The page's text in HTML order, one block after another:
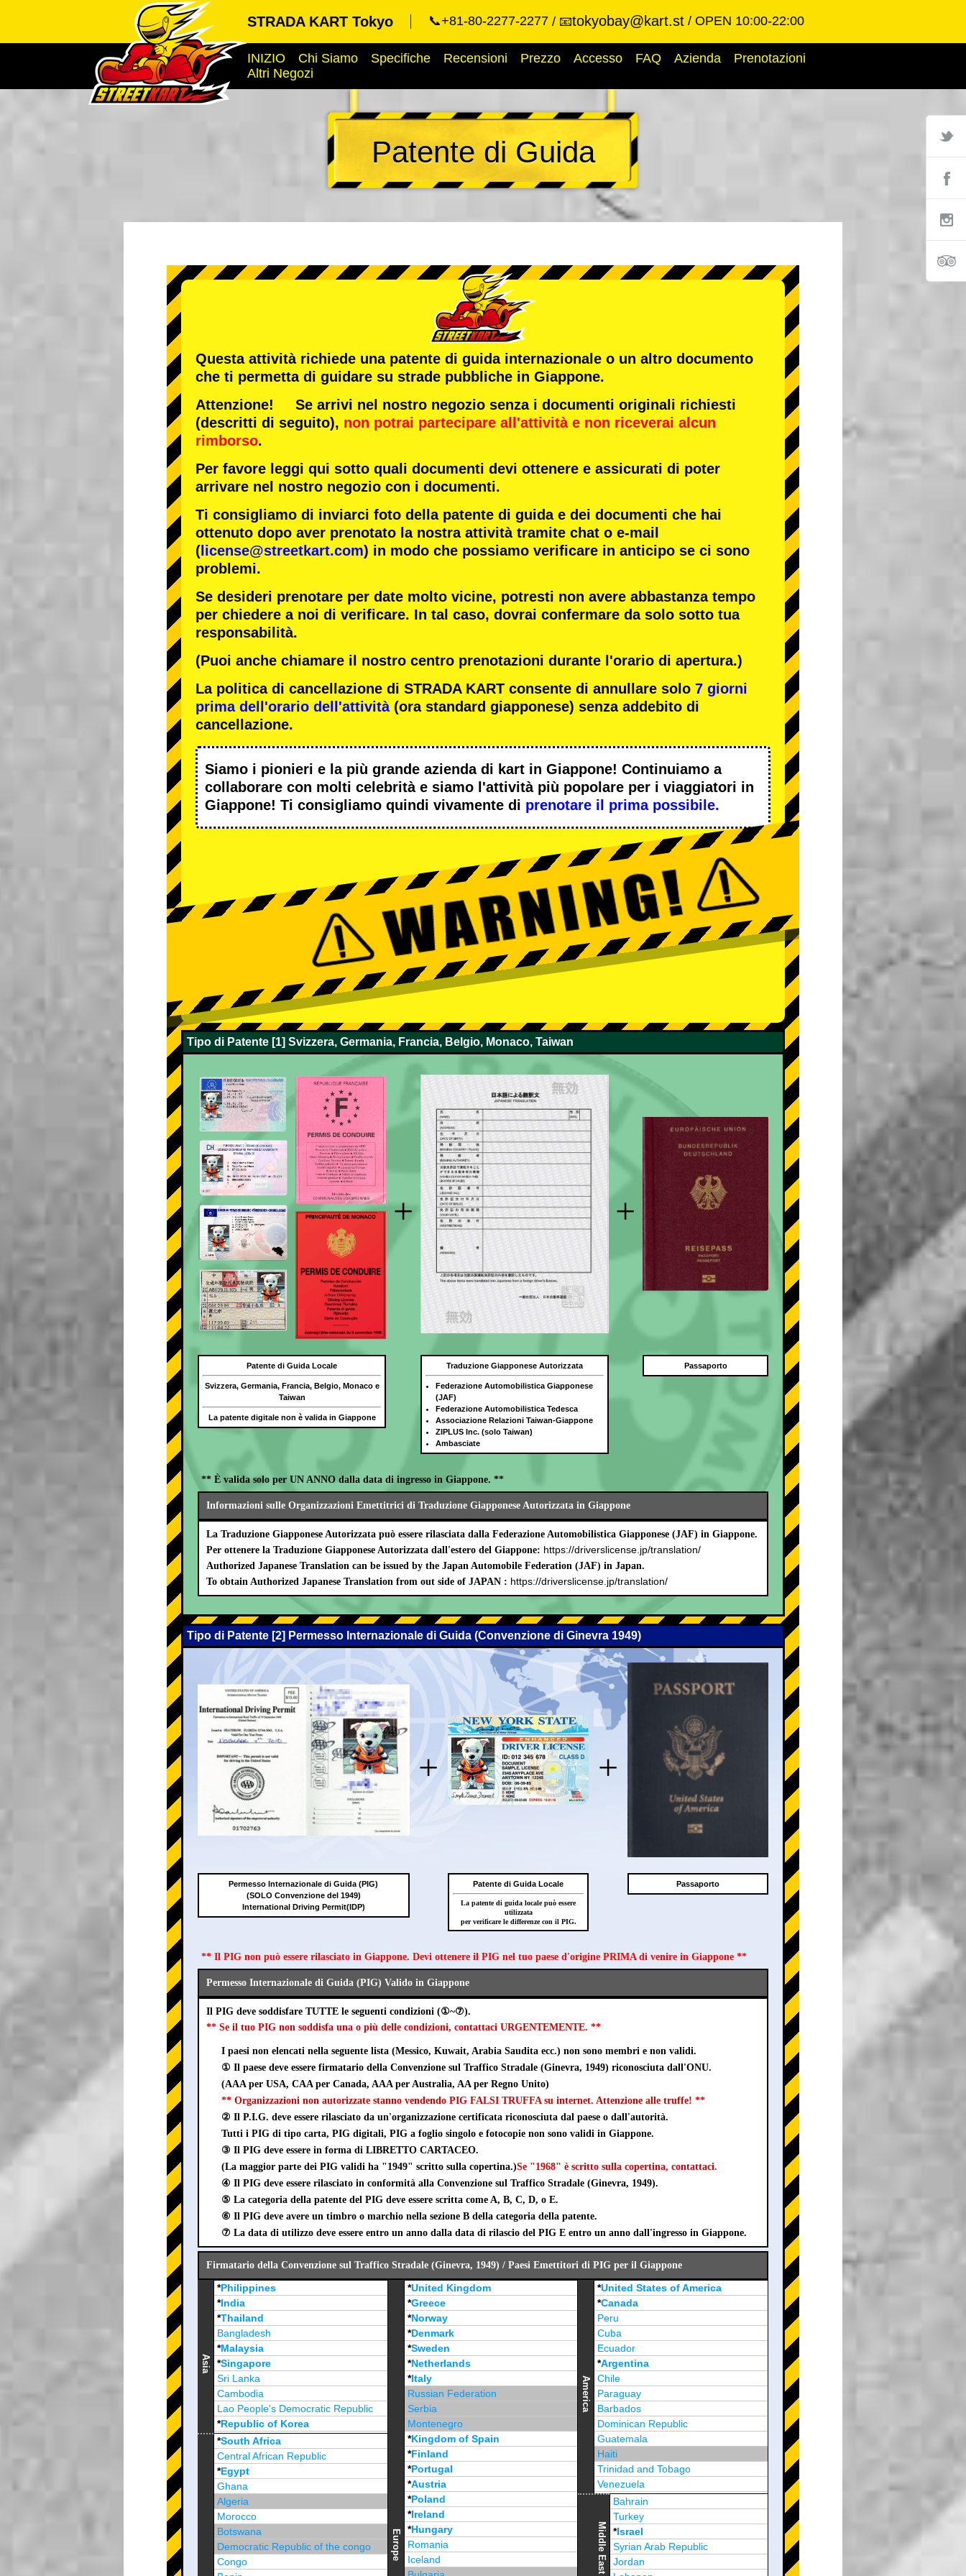
STRADA KART Tokyo 📞+81-80-2277-2277 📧tokyobay@kart.st OPEN 10:00-22:00
INIZIO Chi Siamo Specifiche Recensioni Prezzo Accesso FAQ Azienda
Prenotazioni
Altri Negozi
Patente di Guida
Questa attività richiede una patente di guida internazionale o un altro documento
che ti permetta di guidare su strade pubbliche in Giappone.
Attenzione! Se arrivi nel nostro negozio senza i documenti originali richiesti
(descritti di seguito), non potrai partecipare all'attività e non riceverai alcun
rimborso.
Per favore leggi qui sotto quali documenti devi ottenere e assicurati di poter
arrivare nel nostro negozio con i documenti.
Ti consigliamo di inviarci foto della patente di guida e dei documenti che hai
ottenuto dopo aver prenotato la nostra attività tramite chat o e-mail
( license@streetkart.com) in modo che possiamo verificare in anticipo se ci sono
problemi.
Se desideri prenotare per date molto vicine, potresti non avere abbastanza tempo
per chiedere a noi di verificare. In tal caso, dovrai confermare da solo sotto tua
responsabilità.
(Puoi anche chiamare il nostro centro prenotazioni durante l'orario di apertura.)
La politica di cancellazione di STRADA KART consente di annullare solo 7 giorni
prima dell'orario dell'attività(ora standard giapponese) senza addebito di
cancellazione.
Siamo i pionieri e la più grande azienda di kart in Giappone! Continuiamo a
collaborare con molti celebritàe siamo l'attività più popolare per i viaggiatori in
Giappone! Ti consigliamo quindi vivamente di prenotare il prima possibile.
Tipo di Patente [1] Svizzera, Germania, Francia, Belgio, Monaco, Taiwan
+ +
Patente di Guida Locale
Svizzera, Germania, Francia, Belgio, Monaco e
Taiwan
La patente digitale non è valida in Giappone
Traduzione Giapponese Autorizzata
Federazione Automobilistica Giapponese
(JAF)
Federazione Automobilistica Tedesca
Associazione Relazioni Taiwan-Giappone
ZIPLUS Inc. (solo Taiwan)
Ambasciate
Passaporto
** È valida solo per UN ANNO dalla data di ingresso in Giappone. **
Informazioni sulle Organizzazioni Emettitrici di Traduzione Giapponese Autorizzata in Giappone
La Traduzione Giapponese Autorizzata può essere rilasciata dalla Federazione Automobilistica Giapponese (JAF) in Giappone.
Per ottenere la Traduzione Giapponese Autorizzata dall'estero del Giappone: https://driverslicense.jp/translation/
Authorized Japanese Translation can be issued by the Japan Automobile Federation (JAF) in Japan.
To obtain Authorized Japanese Translation from out side of JAPAN : https://driverslicense.jp/translation/
Tipo di Patente [2] Permesso Internazionale di Guida (Convenzione di Ginevra 1949)
+ +
Permesso Internazionale di Guida (PIG)
(SOLO Convenzione del 1949)
International Driving Permit(IDP)
Patente di Guida Locale
La patente di guida locale può essere
utilizzata
per verificare le differenze con il PIG.
Passaporto
** Il PIG non può essere rilasciato in Giappone. Devi ottenere il PIG nel tuo paese d'origine PRIMA di venire in Giappone **
Permesso Internazionale di Guida (PIG) Valido in Giappone
Il PIG deve soddisfare TUTTE le seguenti condizioni (①~⑦).
** Se il tuo PIG non soddisfa una o più delle condizioni, contattaci URGENTEMENTE. **
I paesi non elencati nella seguente lista (Messico, Kuwait, Arabia Saudita ecc.) non sono membri e non validi.
① Il paese deve essere firmatario della Convenzione sul Traffico Stradale (Ginevra, 1949) riconosciuta dall'ONU.
(AAA per USA, CAA per Canada, AAA per Australia, AA per Regno Unito)
** Organizzazioni non autorizzate stanno vendendo PIG FALSI TRUFFA su internet. Attenzione alle truffe! **
② Il P.I.G. deve essere rilasciato da un'organizzazione certificata riconosciuta dal paese o dall'autorità.
Tutti i PIG di tipo carta, PIG digitali, PIG a foglio singolo e fotocopie non sono validi in Giappone.
③ Il PIG deve essere in forma di LIBRETTO CARTACEO.
(La maggior parte dei PIG validi ha "1949" scritto sulla copertina.)Se "1968" è scritto sulla copertina, contattaci.
④ Il PIG deve essere rilasciato in conformità alla Convenzione sul Traffico Stradale (Ginevra, 1949).
⑤ La categoria della patente del PIG deve essere scritta come A, B, C, D, o E.
⑥ Il PIG deve avere un timbro o marchio nella sezione B della categoria della patente.
⑦ La data di utilizzo deve essere entro un anno dalla data di rilascio del PIG E entro un anno dall'ingresso in Giappone.
Firmatario della Convenzione sul Traffico Stradale (Ginevra, 1949) / Paesi Emettitori di PIG per il Giappone
Asia
*Philippines
*India
*Thailand
Bangladesh
*Malaysia
*Singapore
Sri Lanka
Cambodia
Lao People's Democratic Republic
*Republic of Korea
Brunei Darussalam
*South Africa
Central African Republic
*Egypt
Ghana
Algeria
Morocco
Botswana
Democratic Republic of the congo
Congo
Europe
*United Kingdom
*Greece
*Norway
*Denmark
*Sweden
*Netherlands
*Italy
Russian Federation
Serbia
Montenegro
*Kingdom of Spain
*Finland
*Portugal
*Austria
*Poland
*Ireland
*Hungary
Romania
Iceland
America
*United States of America
*Canada
Peru
Cuba
Ecuador
*Argentina
Chile
Paraguay
Barbados
Dominican Republic
Guatemala
Haiti
Trinidad and Tobago
Venezuela
Jamaica
Middle East
Bahrain
Turkey
*Israel
Syrian Arab Republic
Jordan